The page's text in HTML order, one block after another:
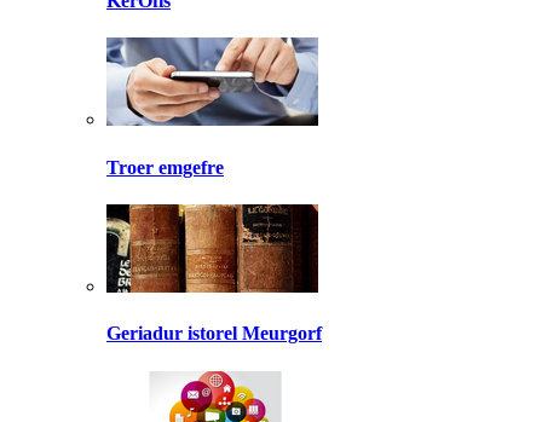
Troer emgefre
Geriadur istorel Meurgorf